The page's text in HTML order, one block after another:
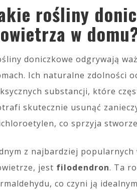
rośliny
w
doniczkowe odgrywają
Ich naturalne zdolności
substancji, które
skutecznie usunąć
co sprzyja
z najbardziej
jest filodendron. Ta
co czyni ją